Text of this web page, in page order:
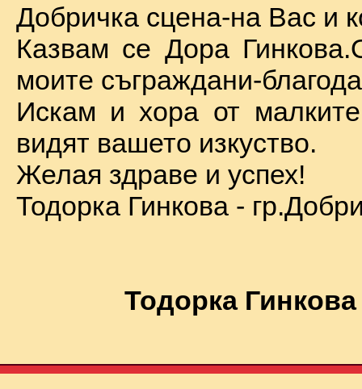
Добричка сцена-на Вас и
Казвам се Дора
моите съграждани-
Искам и хора от
видят вашето изкуство.
Желая здраве и успех!
Тодорка Гинкова -
Тодорка